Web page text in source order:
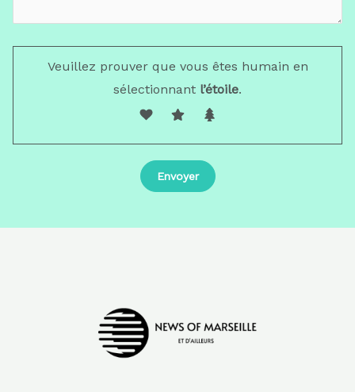
Veuillez prouver que vous êtes humain en
sélectionnant l’étoile.